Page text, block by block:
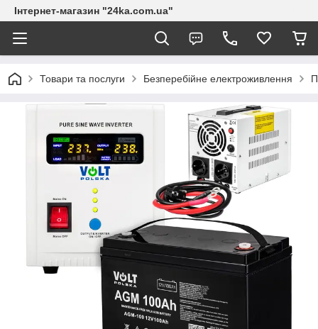
Інтернет-магазин "24ka.com.ua"
Товари та послуги Безперебійне електроживлення